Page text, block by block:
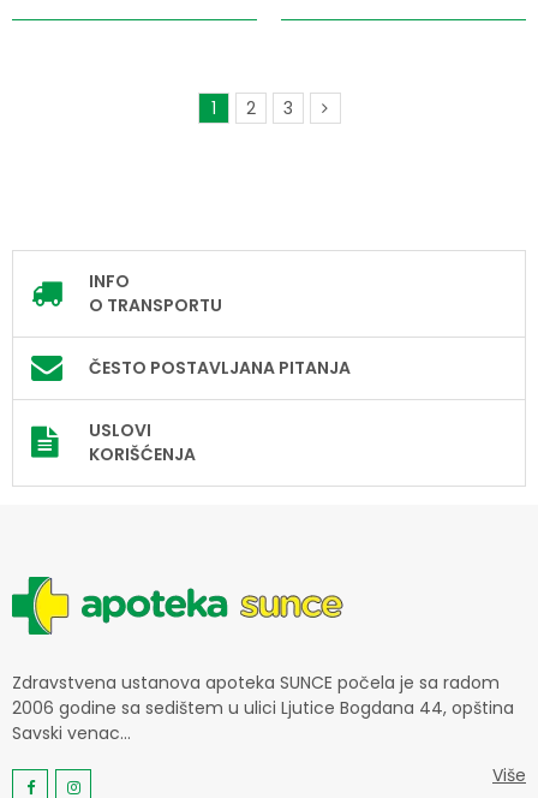
1 2 3
INFO
O TRANSPORTU
ČESTO POSTAVLJANA PITANJA
USLOVI
KORIŠĆENJA
Zdravstvena ustanova apoteka SUNCE počela je sa radom
2006 godine sa sedištem u ulici Ljutice Bogdana 44, opština
Savski venac...
Više